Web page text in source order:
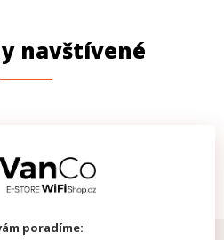
navštívené
poradíme: